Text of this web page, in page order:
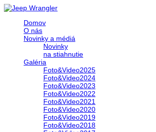
Domov
O nás
Novinky a médiá
Novinky
na stiahnutie
Galéria
Foto&Video2025
Foto&Video2024
Foto&Video2023
Foto&Video2022
Foto&Video2021
Foto&Video2020
Foto&Video2019
Foto&Video2018